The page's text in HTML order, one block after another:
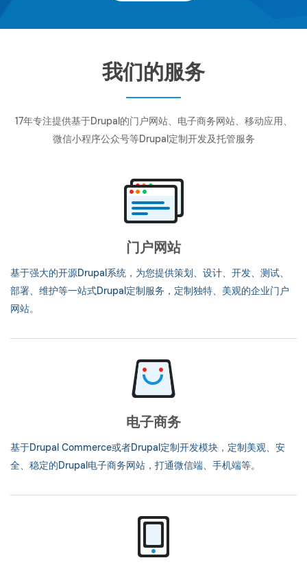
我们的服务
17年专注提供基于Drupal的门户网站、电子商务网站、移动应用、
微信小程序公众号等Drupal定制开发及托管服务
门户网站
基于强大的开源Drupal系统，为您提供策划、设计、开发、测试、
部署、维护等一站式Drupal定制服务，定制独特、美观的企业门户
网站。
电子商务
基于Drupal Commerce或者Drupal定制开发模块，定制美观、安
全、稳定的Drupal电子商务网站，打通微信端、手机端等。